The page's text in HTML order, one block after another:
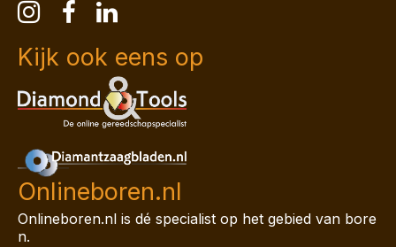
Kijk ook eens op
Onlineboren.nl
Onlineboren.nl is dé specialist op het gebied van bore
n.